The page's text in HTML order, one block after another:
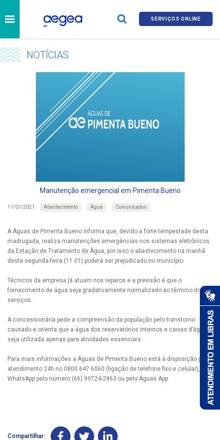
SERVIÇOS ONLINE
NOTÍCIAS
Manutenção emergencial em Pimenta Bueno
11/01/2021 Abastecimento Água Comunicados
A Águas de Pimenta Bueno informa que, devido a forte tempestade desta
madrugada, realiza manutenções emergências nos sistemas eletrônicos
da Estação de Tratamento de Água, por isso o abastecimento na manhã
desta segunda-feira (11.01) poderá ser prejudicado no município.
Técnicos da empresa já atuam nos reparos e a previsão é que o
fornecimento de água seja gradativamente normalizado ao término dos
serviços.
A concessionária pede a compreensão da população pelo transtorno
causado e orienta que a água dos reservatórios internos e caixas d’água
seja utilizada apenas para atividades essenciais.
Para mais informações a Águas de Pimenta Bueno está à disposição pelo
atendimento 24h no 0800 647 6060 (ligação de telefone fixo e celular), via
WhatsApp pelo número (66) 99724-2963 ou pelo Águas App.
Compartilhar: